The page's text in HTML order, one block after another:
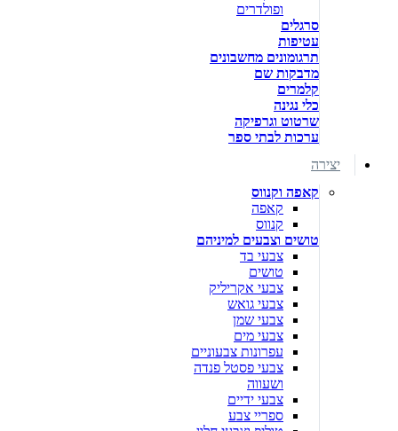
ופולדרים
סרגלים
עטיפות
תרגומונים מחשבונים
מדבקות שם
קלמרים
כלי נגינה
שרטוט וגרפיקה
ערכות לבתי ספר
יצירה
קאפה וקנווס
קאפה
קנווס
טושים וצבעים למיניהם
צבעי בד
טושים
צבעי אקריליק
צבעי גואש
צבעי שמן
צבעי מים
עפרונות צבעוניים
צבעי פסטל פנדה
ושעווה
צבעי ידיים
ספריי צבע